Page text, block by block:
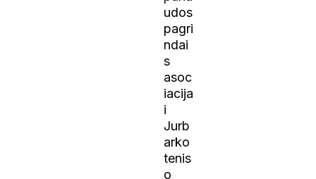
udos
pagri
ndai
s
asoc
iacija
i
Jurb
arko
tenis
o